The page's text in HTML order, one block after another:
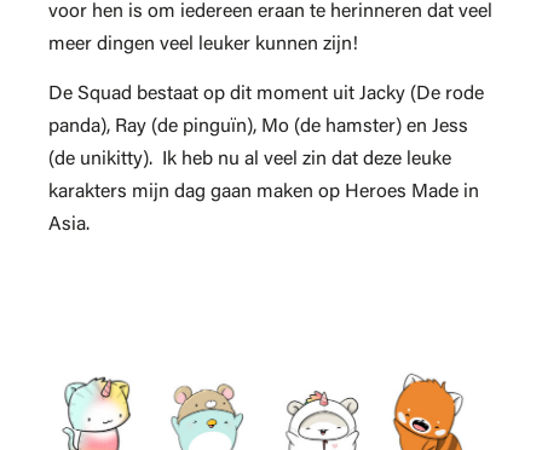
voor hen is om iedereen eraan te herinneren dat veel
meer dingen veel leuker kunnen zijn!
De Squad bestaat op dit moment uit Jacky (De rode
panda), Ray (de pinguïn), Mo (de hamster) en Jess
(de unikitty). Ik heb nu al veel zin dat deze leuke
karakters mijn dag gaan maken op Heroes Made in
Asia.